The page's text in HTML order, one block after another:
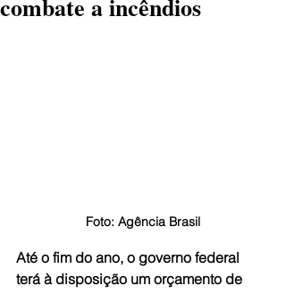
combate a incêndios
Foto: Agência Brasil
Até o fim do ano, o governo federal
terá à disposição um orçamento de